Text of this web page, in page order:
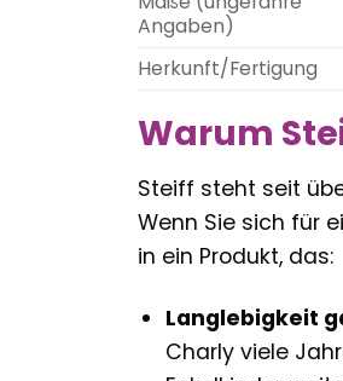
Angaben)
Herkunft/Fertigung
Warum
Steiff steht seit
Wenn Sie sich für
in ein Produkt, das:
Langlebigkeit
Charly viele